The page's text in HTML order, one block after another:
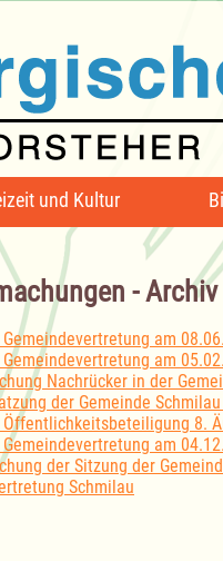
und Kultur
- Archiv
am
am
Nachrücker in der
der Gemeinde
8.
am
der Sitzung der
Schmilau